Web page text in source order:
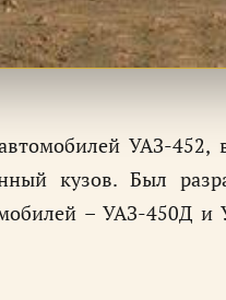
УАЗ-452,
кузов. Был
– УАЗ-450Д и